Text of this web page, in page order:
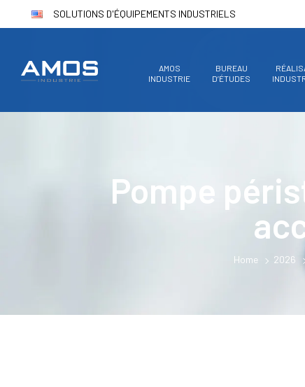
SOLUTIONS D'ÉQUIPEMENTS INDUSTRIELS
AMOS
INDUSTRIE
BUREAU
D’ÉTUDES
Pompe
Home 2026